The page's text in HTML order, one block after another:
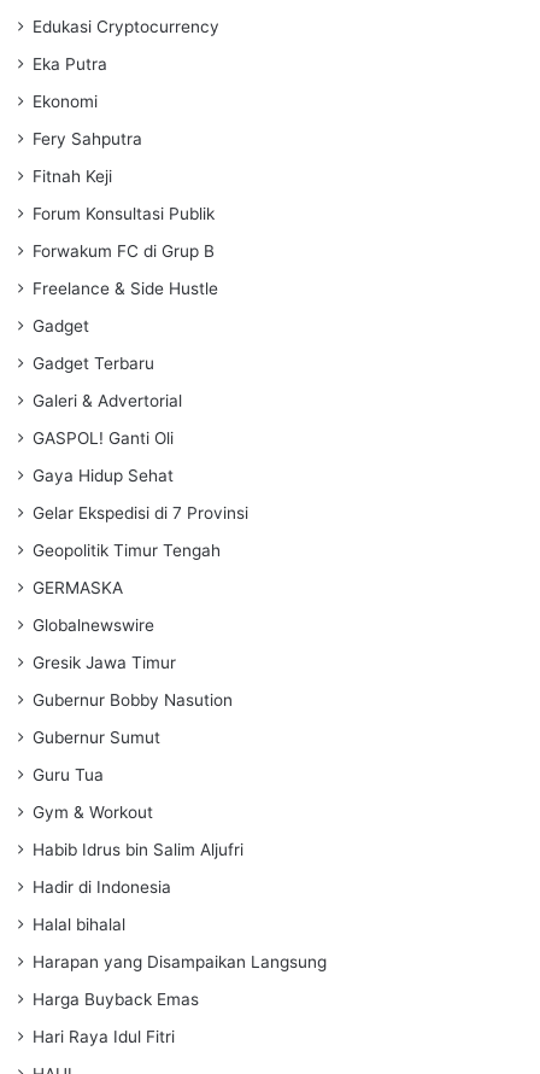
Edukasi Cryptocurrency
Eka Putra
Ekonomi
Fery Sahputra
Fitnah Keji
Forum Konsultasi Publik
Forwakum FC di Grup B
Freelance & Side Hustle
Gadget
Gadget Terbaru
Galeri & Advertorial
GASPOL! Ganti Oli
Gaya Hidup Sehat
Gelar Ekspedisi di 7 Provinsi
Geopolitik Timur Tengah
GERMASKA
Globalnewswire
Gresik Jawa Timur
Gubernur Bobby Nasution
Gubernur Sumut
Guru Tua
Gym & Workout
Habib Idrus bin Salim Aljufri
Hadir di Indonesia
Halal bihalal
Harapan yang Disampaikan Langsung
Harga Buyback Emas
Hari Raya Idul Fitri